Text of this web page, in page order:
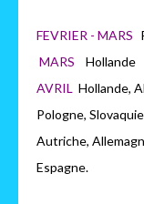
FEVRIER - MARS
MARS H
AVRIL
Pologne,
Autriche,